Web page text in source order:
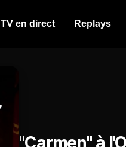
TV en direct Replays